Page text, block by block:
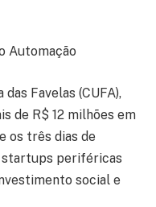
Automação
Favelas (CUFA),
de R$ 12 milhões em
os três dias de
startups periféricas
social e